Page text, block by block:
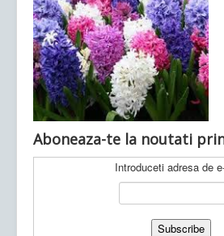
Ultimele articole: Vi, 04.11.2022 -
Județean Mehedinți
Aboneaza-te la noutati
Introduceti adresa de